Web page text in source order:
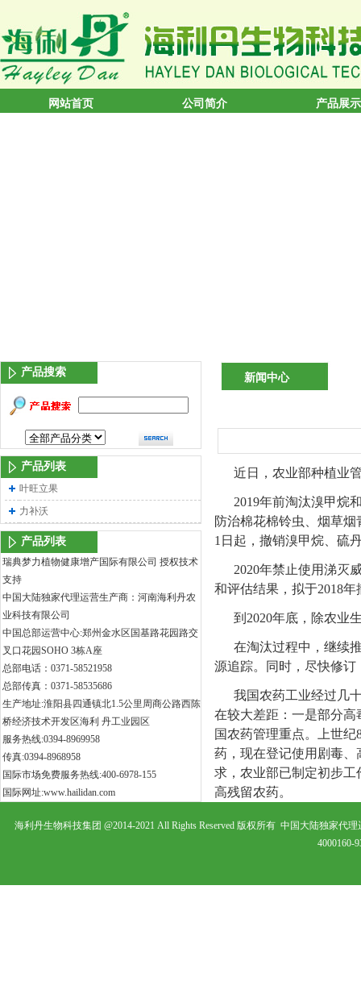
网站首页 公司简介 产品展示
产品搜索
产品列表
叶旺立果
力补沃
产品列表
瑞典梦力植物健康增产国际有限公司 授权技术
支持
中国大陆独家代理运营生产商：河南海利丹农
业科技有限公司
中国总部运营中心:郑州金水区国基路花园路交
叉口花园SOHO 3栋A座
总部电话：0371-58521958
总部传真：0371-58535686
生产地址:淮阳县四通镇北1.5公里周商公路西陈
桥经济技术开发区海利 丹工业园区
服务热线:0394-8969958
传真:0394-8968958
国际市场免费服务热线:400-6978-155
国际网址:www.hailidan.com
新闻中心
近日，农业部种植业
2019年前淘汰溴甲烷
防治棉花棉铃虫、烟草烟
1日起，撤销溴甲烷、硫
2020年禁止使用涕灭
和评估结果，拟于2018
到2020年底，除农业
在淘汰过程中，继续
源追踪。同时，尽快修
我国农药工业经过几
在较大差距：一是部分
国农药管理重点。上世
药，现在登记使用剧毒、
求，农业部已制定初步
高残留农药。
海利丹生物科技集团 @2014-2021 All Rights Reserved 版权所有 中国大陆独家
4000160-